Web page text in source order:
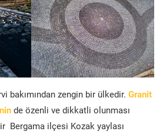
bakımından zengin bir ülkedir. Granit
de özenli ve dikkatli olunması
Bergama ilçesi Kozak yaylası